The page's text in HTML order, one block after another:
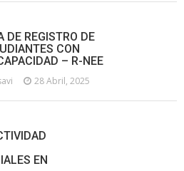
DE REGISTRO DE
CON
– R-NEE
28 Abril, 2025
EN